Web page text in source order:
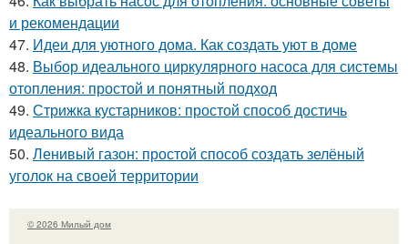
и рекомендации
47. Идеи для уютного дома. Как создать уют в доме
48. Выбор идеального циркулярного насоса для системы
отопления: простой и понятный подход
49. Стрижка кустарников: простой способ достичь
идеального вида
50. Ленивый газон: простой способ создать зелёный
уголок на своей территории
© 2026 Милый дом